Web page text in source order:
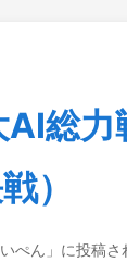
総力
）
ぺん」に投稿さ